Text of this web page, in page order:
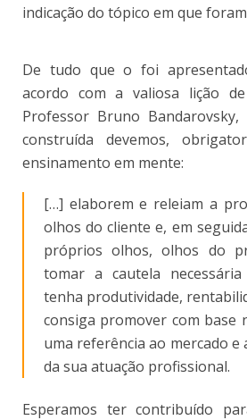
indicação do tópico em que
De tudo que o foi
acordo com a valiosa lição
Professor Bruno
construída devemos,
ensinamento em mente:
[…] elaborem e releiam a
olhos do cliente e, em
próprios olhos, olhos do
tomar a cautela
tenha produtividade,
consiga promover com base
uma referência ao mercado e
da sua atuação profissional.
Esperamos ter contribuído